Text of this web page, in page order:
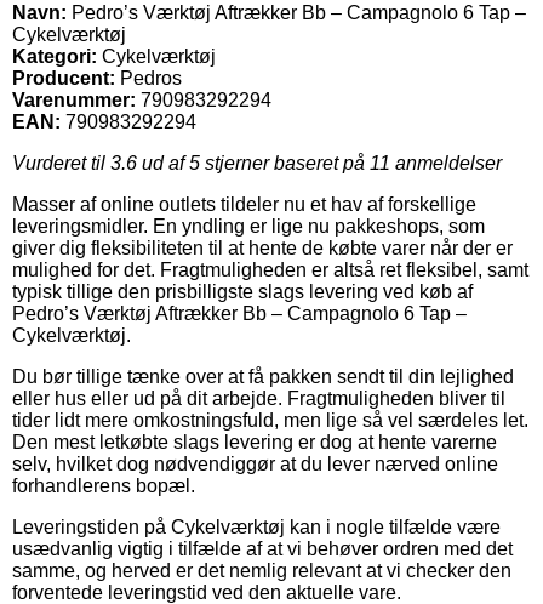
Navn: Pedro’s Værktøj Aftrækker Bb – Campagnolo 6 Tap –
Cykelværktøj
Kategori: Cykelværktøj
Producent: Pedros
Varenummer: 790983292294
EAN: 790983292294
Vurderet til 3.6 ud af 5 stjerner baseret på 11 anmeldelser
Masser af online outlets tildeler nu et hav af forskellige
leveringsmidler. En yndling er lige nu pakkeshops, som
giver dig fleksibiliteten til at hente de købte varer når der er
mulighed for det. Fragtmuligheden er altså ret fleksibel, samt
typisk tillige den prisbilligste slags levering ved køb af
Pedro’s Værktøj Aftrækker Bb – Campagnolo 6 Tap –
Cykelværktøj.
Du bør tillige tænke over at få pakken sendt til din lejlighed
eller hus eller ud på dit arbejde. Fragtmuligheden bliver til
tider lidt mere omkostningsfuld, men lige så vel særdeles let.
Den mest letkøbte slags levering er dog at hente varerne
selv, hvilket dog nødvendiggør at du lever nærved online
forhandlerens bopæl.
Leveringstiden på Cykelværktøj kan i nogle tilfælde være
usædvanlig vigtig i tilfælde af at vi behøver ordren med det
samme, og herved er det nemlig relevant at vi checker den
forventede leveringstid ved den aktuelle vare.